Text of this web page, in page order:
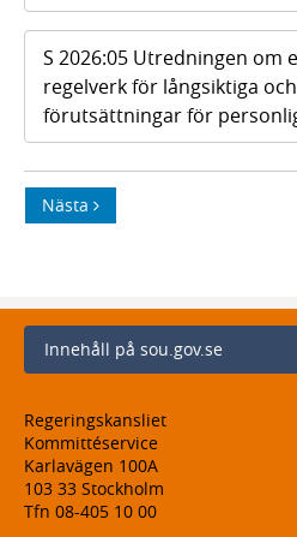
S 2026:05 Utredningen om
regelverk för långsiktiga
förutsättningar för
Nästa
Innehåll på sou.gov.se
Regeringskansliet
Kommittéservice
Karlavägen 100A
103 33 Stockholm
Tfn 08-405 10 00